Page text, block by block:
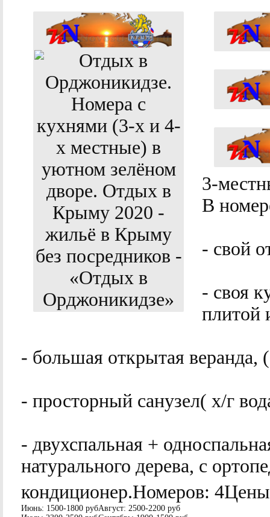
3-
В
- свой
- своя
плитой
- большая открытая веранда,
- просторный санузел( х/г
- двухспальная +
натурального дерева, с
кондиционер.Номеров:
Июнь: 1500-1800 рубАвгуст: 2500-2200 руб